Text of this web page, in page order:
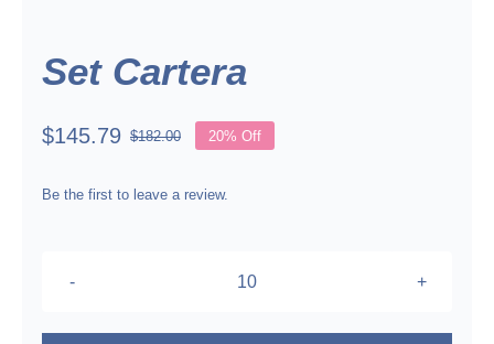
Set Cartera
$182.00Original
was:
$145.79
Current
is:
20% Off
Be the first to leave a review.